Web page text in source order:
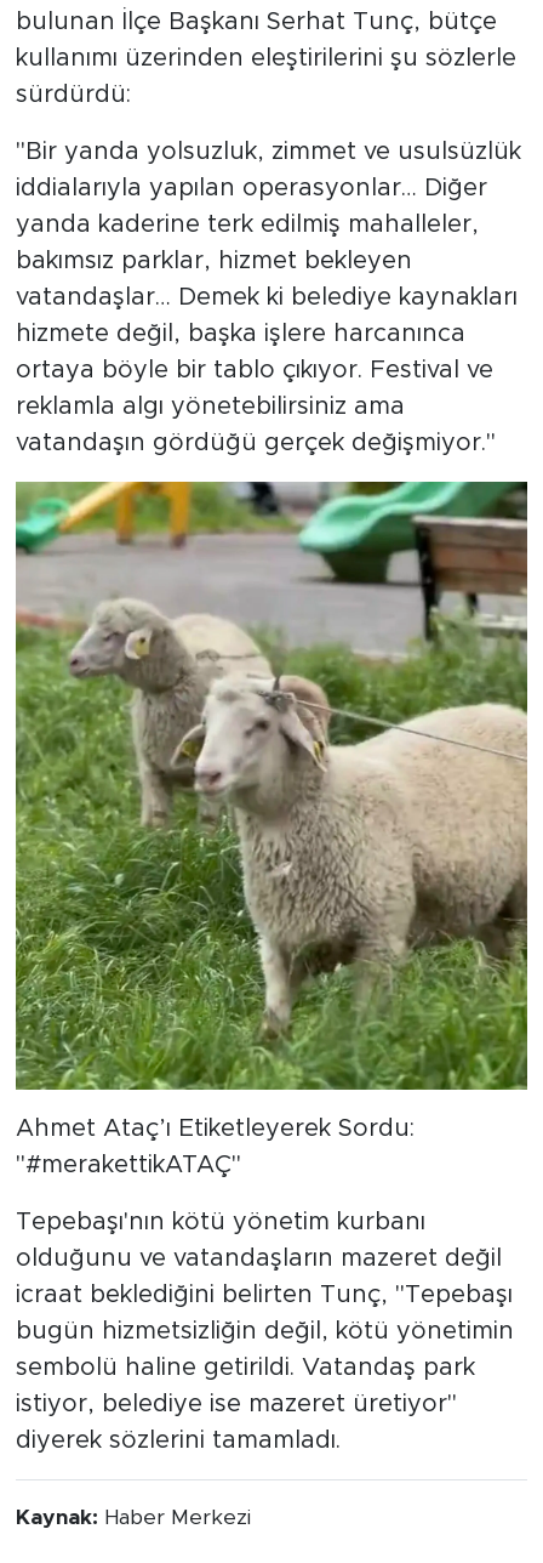
bulunan İlçe Başkanı Serhat Tunç, bütçe
kullanımı üzerinden eleştirilerini şu sözlerle
sürdürdü:
"Bir yanda yolsuzluk, zimmet ve usulsüzlük
iddialarıyla yapılan operasyonlar… Diğer
yanda kaderine terk edilmiş mahalleler,
bakımsız parklar, hizmet bekleyen
vatandaşlar… Demek ki belediye kaynakları
hizmete değil, başka işlere harcanınca
ortaya böyle bir tablo çıkıyor. Festival ve
reklamla algı yönetebilirsiniz ama
vatandaşın gördüğü gerçek değişmiyor."
Ahmet Ataç’ı Etiketleyerek Sordu:
"#merakettikATAÇ"
Tepebaşı'nın kötü yönetim kurbanı
olduğunu ve vatandaşların mazeret değil
icraat beklediğini belirten Tunç, "Tepebaşı
bugün hizmetsizliğin değil, kötü yönetimin
sembolü haline getirildi. Vatandaş park
istiyor, belediye ise mazeret üretiyor"
diyerek sözlerini tamamladı.
Kaynak: Haber Merkezi